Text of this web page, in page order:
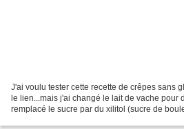
J'ai voulu tester cette recette de crêpes sans
le lien...mais j'ai changé le lait de vache pour
remplacé le sucre par du xilitol (sucre de